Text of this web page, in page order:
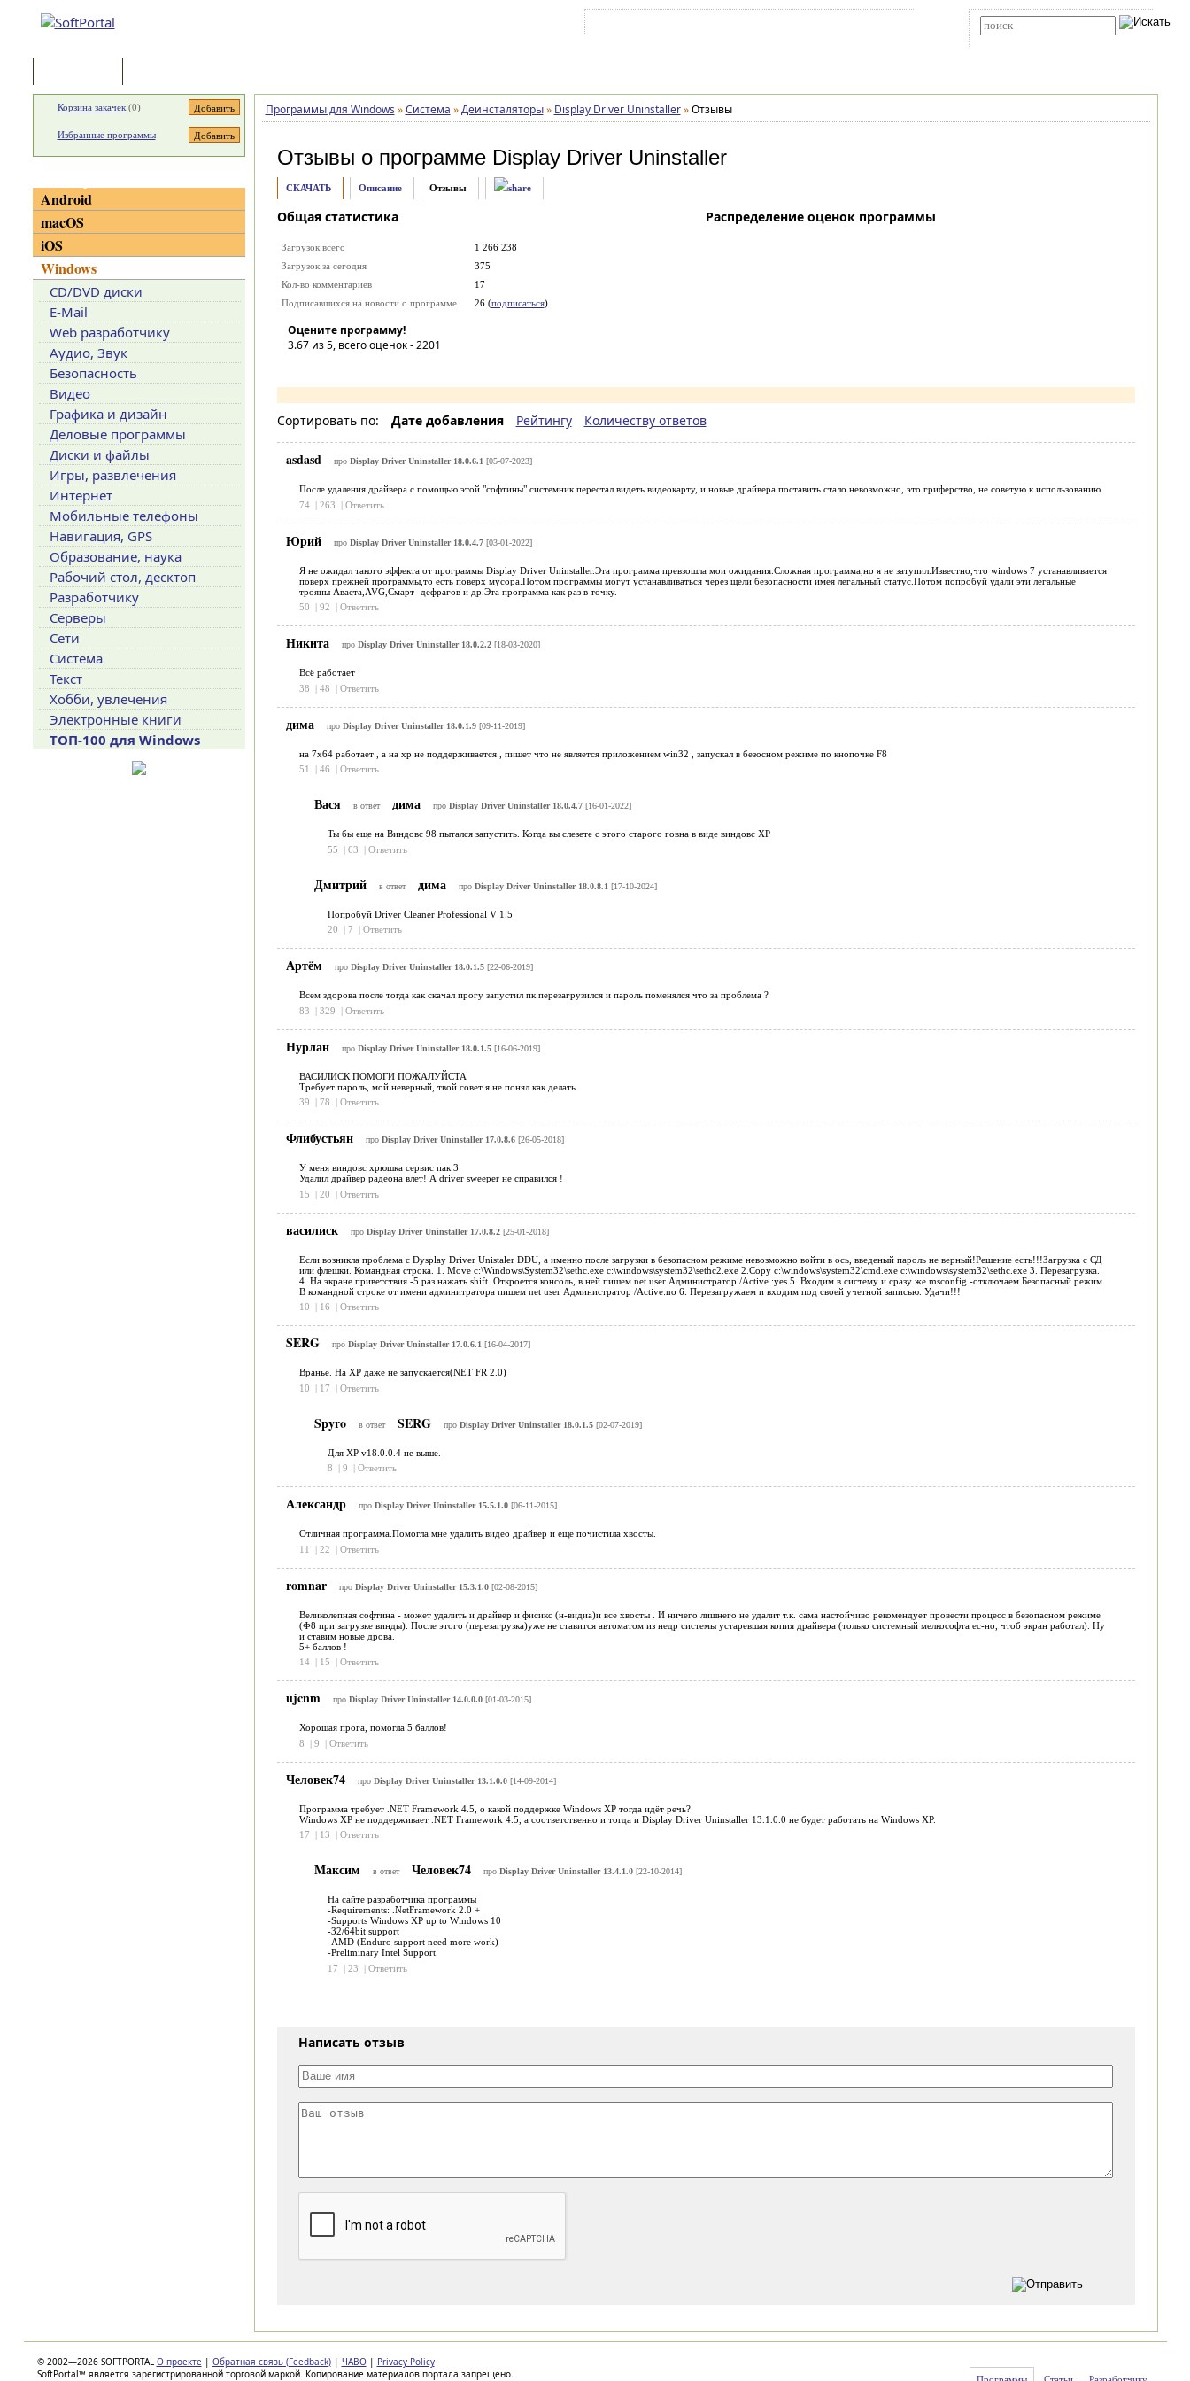
Программы для Windows » Система » Деинсталяторы » Display Driver Uninstaller » Отзывы
Отзывы о программе Display Driver Uninstaller
СКАЧАТЬ Описание Отзывы
Общая статистика
Загрузок всего
1 266 238
Загрузок за сегодня
375
Кол-во комментариев
17
Подписавшихся на новости о программе
26 (подписаться)
Оцените программу!
3.67из 5, всего оценок -2201
Распределение оценок программы
Сортировать по: Дате добавления Рейтингу Количеству ответов
asdasd про Display Driver Uninstaller 18.0.6.1 [05-07-2023]
После удаления драйвера с помощью этой "софтины" системник перестал видеть видеокарту, и новые драйвера поставить стало невозможно, это гриферство, не советую к использованию
74 | 263 | Ответить
Юрий про Display Driver Uninstaller 18.0.4.7[03-01-2022]
Я не ожидал такого эффекта от программы Display Driver Uninstaller.Эта программа превзошла мои ожидания.Сложная программа,но я не затупил.Известно,что windows 7 устанавливается
поверх прежней программы,то есть поверх мусора.Потом программы могут устанавливаться через щели безопасности имея легальный статус.Потом попробуй удали эти легальные
трояны Аваста,AVG,Смарт- дефрагов и др.Эта программа как раз в точку.
50
| 92 | Ответить
Никита про Display Driver Uninstaller 18.0.2.2[18-03-2020]
Всё работает
38
| 48 | Ответить
дима про Display Driver Uninstaller 18.0.1.9[09-11-2019]
на 7х64 работает , а на хр не поддерживается , пишет что не является приложением win32 , запускал в безосном режиме по кнопочке F8
51
| 46 | Ответить
Вася в ответ дима про Display Driver Uninstaller 18.0.4.7[16-01-2022]
Ты бы еще на Виндовс 98 пытался запустить. Когда вы слезете с этого старого говна в виде виндовс ХР
55
| 63 | Ответить
Дмитрий в ответ дима про Display Driver Uninstaller 18.0.8.1 [17-10-2024]
Попробуй Driver Cleaner Professional V 1.5
20
| 7 | Ответить
Артём про Display Driver Uninstaller 18.0.1.5[22-06-2019]
Всем здорова после тогда как скачал прогу запустил пк перезагрузился и пароль поменялся что за проблема ?
83
| 329 | Ответить
Нурлан про Display Driver Uninstaller 18.0.1.5[16-06-2019]
ВАСИЛИСК ПОМОГИ ПОЖАЛУЙСТА
Требует пароль, мой неверный, твой совет я не понял как делать
39
| 78 | Ответить
Флибустьян про Display Driver Uninstaller 17.0.8.6[26-05-2018]
У меня виндовс хрюшка сервис пак 3
Удалил драйвер радеона влет! А driver sweeper не справился !
15
| 20 | Ответить
василиск про Display Driver Uninstaller 17.0.8.2[25-01-2018]
Если возникла проблема c Dysplay Driver Unistaler DDU, а именно после загрузки в безопасном режиме невозможно войти в ось, введеный пароль не верный!Решение есть!!!Загрузка с СД
или флешки. Командная строка. 1. Move c:\Windows\System32\sethc.exe c:\windows\system32\sethc2.exe 2.Copy c:\windows\system32\cmd.exe c:\windows\system32\sethc.exe 3. Перезагрузка.
4. На экране приветствия -5 раз нажать shift. Откроется консоль, в ней пишем net user Администратор /Active :yes 5. Входим в систему и сразу же msconfig -отключаем Безопасный режим.
В командной строке от имени админитратора пишем net user Администратор /Active:no 6. Перезагружаем и входим под своей учетной записью. Удачи!!!
10
| 16 | Ответить
SERG про Display Driver Uninstaller 17.0.6.1 [16-04-2017]
Вранье. На ХР даже не запускается(NET FR 2.0)
10
| 17 | Ответить
Spyro в ответ SERG про Display Driver Uninstaller 18.0.1.5[02-07-2019]
Для XP v18.0.0.4 не выше.
8
| 9 | Ответить
Александр про Display Driver Uninstaller 15.5.1.0[06-11-2015]
Отличная программа.Помогла мне удалить видео драйвер и еще почистила хвосты.
11
| 22 | Ответить
romnar про Display Driver Uninstaller 15.3.1.0[02-08-2015]
Великолепная софтина - может удалить и драйвер и фисикс (н-видиа)и все хвосты . И ничего лишнего не удалит т.к. сама настойчиво рекомендует провести процесс в безопасном режиме
(Ф8 при загрузке винды). После этого (перезагрузка)уже не ставится автоматом из недр системы устаревшая копия драйвера (только системный мелкософта ес-но, чтоб экран работал). Ну
и ставим новые дрова.
5+ баллов !
14 | 15 | Ответить
ujcnm про Display Driver Uninstaller 14.0.0.0[01-03-2015]
Хорошая прога, помогла 5 баллов!
8
| 9 | Ответить
Человек74 про Display Driver Uninstaller 13.1.0.0[14-09-2014]
Программа требует .NET Framework 4.5, о какой поддержке Windows XP тогда идёт речь?
Windows XP не поддерживает .NET Framework 4.5, а соответственно и тогда и Display Driver Uninstaller 13.1.0.0 не будет работать на Windows XP.
17
| 13 | Ответить
Максим в ответ Человек74 про Display Driver Uninstaller 13.4.1.0[22-10-2014]
На сайте разработчика программы
-Requirements: .NetFramework 2.0 +
-Supports Windows XP up to Windows 10
-32/64bit support
-AMD (Enduro support need more work)
-Preliminary Intel Support.
17
| 23 | Ответить
Написать отзыв
Корзина закачек(0)
Избранные программы
Android
macOS
iOS
Windows
CD/DVD диски
E-Mail
Web разработчику
Аудио, Звук
Безопасность
Видео
Графика и дизайн
Деловые программы
Диски и файлы
Игры, развлечения
Интернет
Мобильные телефоны
Навигация, GPS
Образование, наука
Рабочий стол, десктоп
Разработчику
Серверы
Сети
Система
Текст
Хобби, увлечения
Электронные книги
ТОП-100 для Windows
© 2002—2026 SOFTPORTAL О проекте | Обратная связь (Feedback) | ЧАВО | Privacy Policy
SoftPortal™ является зарегистрированной торговой маркой. Копирование материалов портала запрещено.
Программы Статьи Разработчику